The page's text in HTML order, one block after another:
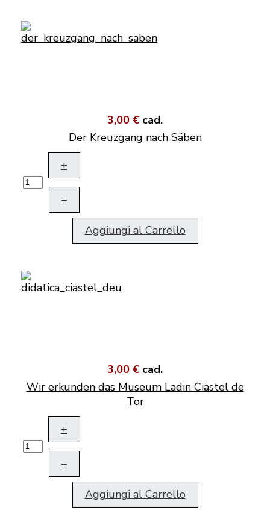
3,00 € cad.
Der Kreuzgang nach Säben
+
–
Aggiungi al Carrello
3,00 € cad.
Wir erkunden das Museum Ladin Ciastel de
Tor
+
–
Aggiungi al Carrello